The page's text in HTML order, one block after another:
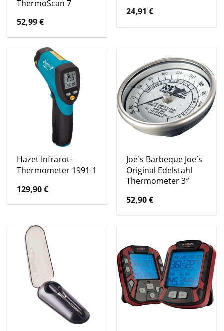
ThermoScan 7
52,99€
24,91€
Hazet Infrarot-
Thermometer 1991-1
129,90€
Joe´s Barbeque Joe´s
Original Edelstahl
Thermometer 3″
52,90€